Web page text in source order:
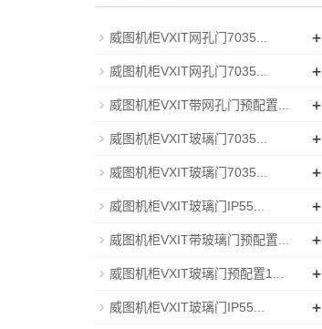
威图机柜VXIT网孔门7035... +
威图机柜VXIT网孔门7035... +
威图机柜VXIT带网孔门预配置... +
威图机柜VXIT玻璃门7035... +
威图机柜VXIT玻璃门7035... +
威图机柜VXIT玻璃门IP55... +
威图机柜VXIT带玻璃门预配置... +
威图机柜VXIT玻璃门预配置1... +
威图机柜VXIT玻璃门IP55... +